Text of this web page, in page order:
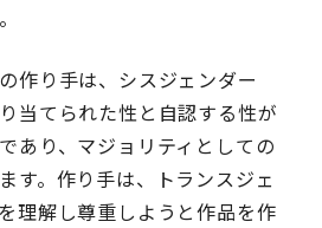
作り手は、シスジェンダー
当てられた性と自認する性が
あり、マジョリティとしての
す。作り手は、トランスジェ
理解し尊重しようと作品を作